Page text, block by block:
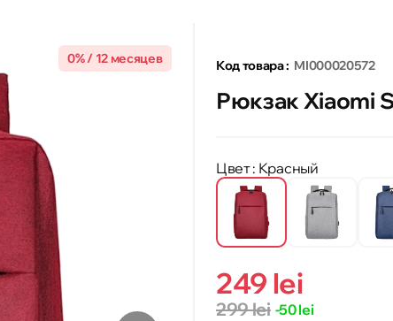
0% / 12 месяцев Код товара : MI000020572
Рюкзак Xiaomi
Цвет: Красный
249 lei
299 lei -50 lei